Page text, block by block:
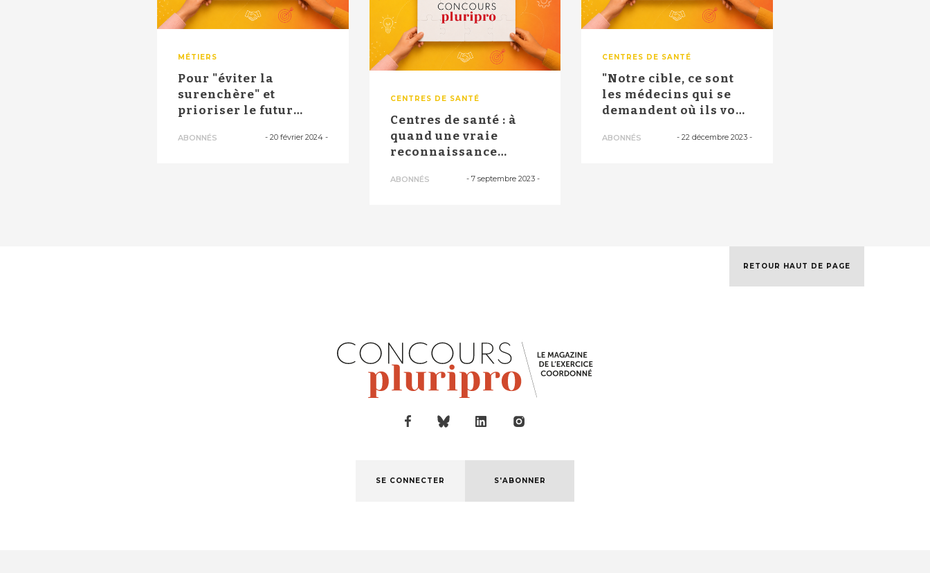
MÉTIERS
Pour "éviter la
surenchère" et
prioriser le futur
ABONNÉS - 20 février 2024-
CENTRES DE SANTÉ
Centres de santé : à
quand une vraie
reconnaissance
ABONNÉS -7 septembre 2023 -
CENTRES DE SANTÉ
"Notre cible, ce sont
les médecins qui se
demandent où ils vont
ABONNÉS - 22 décembre 2023 -
RETOUR HAUT DE PAGE
SE CONNECTER S'ABONNER